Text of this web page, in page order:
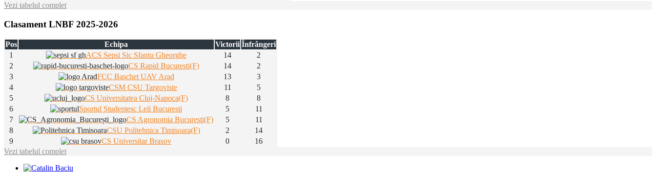
Vezi tabelul complet
Clasament LNBF 2025-2026
Pos Echipa Victorii Înfrângeri
1
ACS Sepsi Sic Sfantu Gheorghe 14
2
2
CS Rapid Bucuresti(F) 14
2
3
FCC Baschet UAV Arad 13
3
4
CSM CSU Targoviste 11
5
5
CS Universitatea Cluj-Napoca(F) 8
8
6
Sportul Studentesc Leii Bucuresti 5
11
7
CS Agronomia Bucuresti(F) 5
11
8
CSU Politehnica Timisoara(F) 2
14
9
CS Universitar Brasov 0
16
Vezi tabelul complet